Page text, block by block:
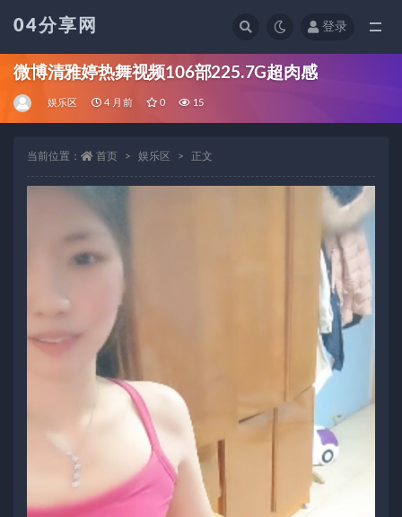
04分享网 登录
微博清雅婷热舞视频106部225.7G超肉感
娱乐区 4 月前 0 15
当前位置： 首页 娱乐区 正文